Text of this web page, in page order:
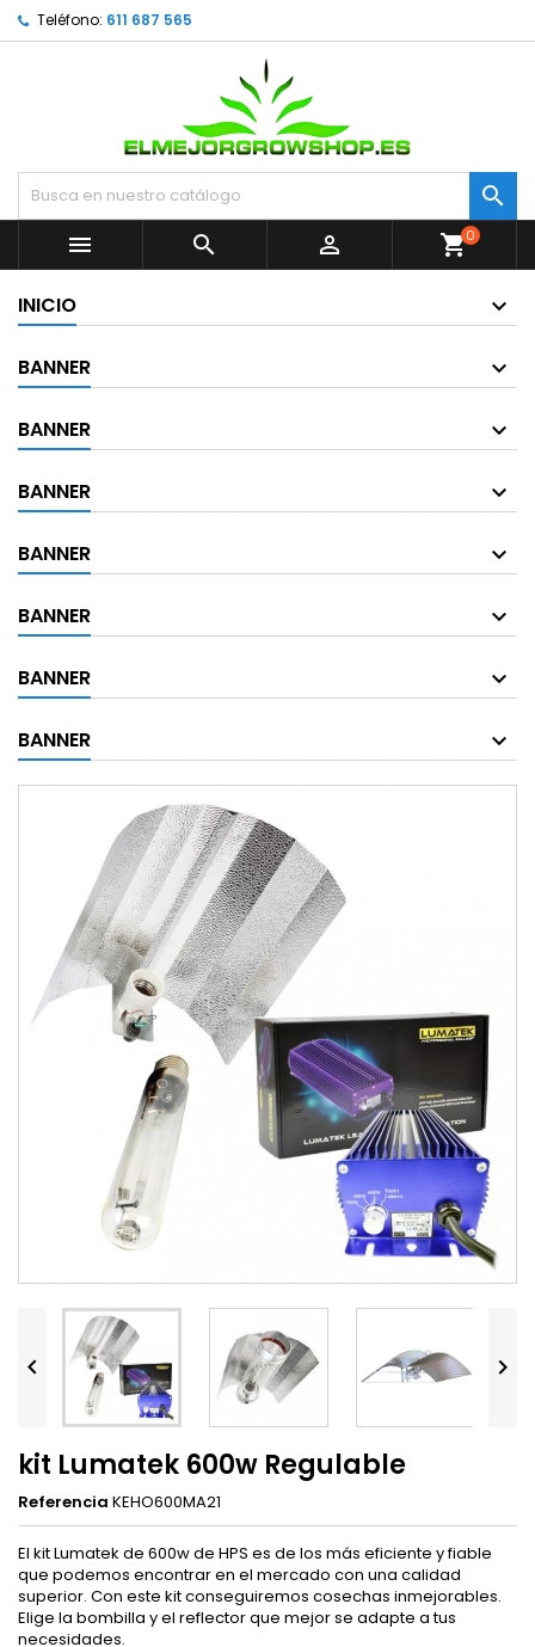
Teléfono: 611 687 565


  shopping_cart0
INICIO
BANNER
BANNER
BANNER
BANNER
BANNER
BANNER
BANNER
 
kit Lumatek 600w Regulable
Referencia KEHO600MA21
El kit Lumatek de 600w de HPS es de los más eficiente y fiable
que podemos encontrar en el mercado con una calidad
superior. Con este kit conseguiremos cosechas inmejorables.
Elige la bombilla y el reflector que mejor se adapte a tus
necesidades.